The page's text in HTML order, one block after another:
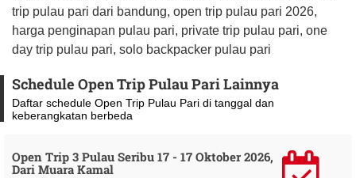
trip pulau pari dari bandung, open trip pulau pari 2026,
harga penginapan pulau pari, private trip pulau pari, one
day trip pulau pari, solo backpacker pulau pari
Schedule Open Trip Pulau Pari Lainnya
Daftar schedule Open Trip Pulau Pari di tanggal dan
keberangkatan berbeda
Open Trip 3 Pulau Seribu 17 - 17 Oktober 2026,
Dari Muara Kamal